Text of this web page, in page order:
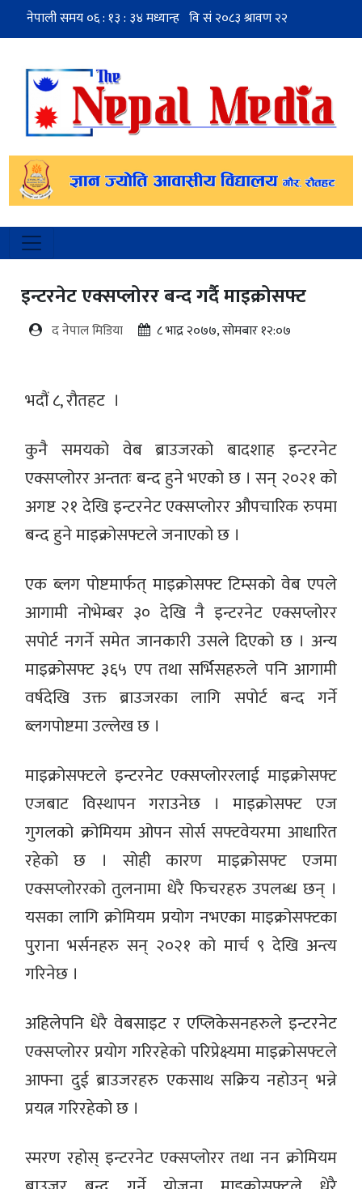
इन्टरनेट एक्सप्लोरर बन्द गर्दै माइक्रोसफ्ट
द नेपाल मिडिया ८ भाद्र २०७७, सोमबार १२:०७
भदौं ८, रौतहट ।
कुनै समयको वेब ब्राउजरको बादशाह इन्टरनेट
एक्सप्लोरर अन्ततः बन्द हुने भएको छ । सन् २०२१ को
अगष्ट २१ देखि इन्टरनेट एक्सप्लोरर औपचारिक रुपमा
बन्द हुने माइक्रोसफ्टले जनाएको छ ।
एक ब्लग पोष्टमार्फत् माइक्रोसफ्ट टिम्सको वेब एपले
आगामी नोभेम्बर ३० देखि नै इन्टरनेट एक्सप्लोरर
सपोर्ट नगर्ने समेत जानकारी उसले दिएको छ । अन्य
माइक्रोसफ्ट ३६५ एप तथा सर्भिसहरुले पनि आगामी
वर्षदेखि उक्त ब्राउजरका लागि सपोर्ट बन्द गर्ने
ब्लगपोष्टमा उल्लेख छ ।
माइक्रोसफ्टले इन्टरनेट एक्सप्लोररलाई माइक्रोसफ्ट
एजबाट विस्थापन गराउनेछ । माइक्रोसफ्ट एज
गुगलको क्रोमियम ओपन सोर्स सफ्टवेयरमा आधारित
रहेको छ । सोही कारण माइक्रोसफ्ट एजमा
एक्सप्लोररको तुलनामा धेरै फिचरहरु उपलब्ध छन् ।
यसका लागि क्रोमियम प्रयोग नभएका माइक्रोसफ्टका
पुराना भर्सनहरु सन् २०२१ को मार्च ९ देखि अन्त्य
गरिनेछ ।
अहिलेपनि धेरै वेबसाइट र एप्लिकेसनहरुले इन्टरनेट
एक्सप्लोरर प्रयोग गरिरहेको परिप्रेक्ष्यमा माइक्रोसफ्टले
आफ्ना दुई ब्राउजरहरु एकसाथ सक्रिय नहोउन् भन्ने
प्रयत्न गरिरहेको छ ।
स्मरण रहोस् इन्टरनेट एक्सप्लोरर तथा नन क्रोमियम